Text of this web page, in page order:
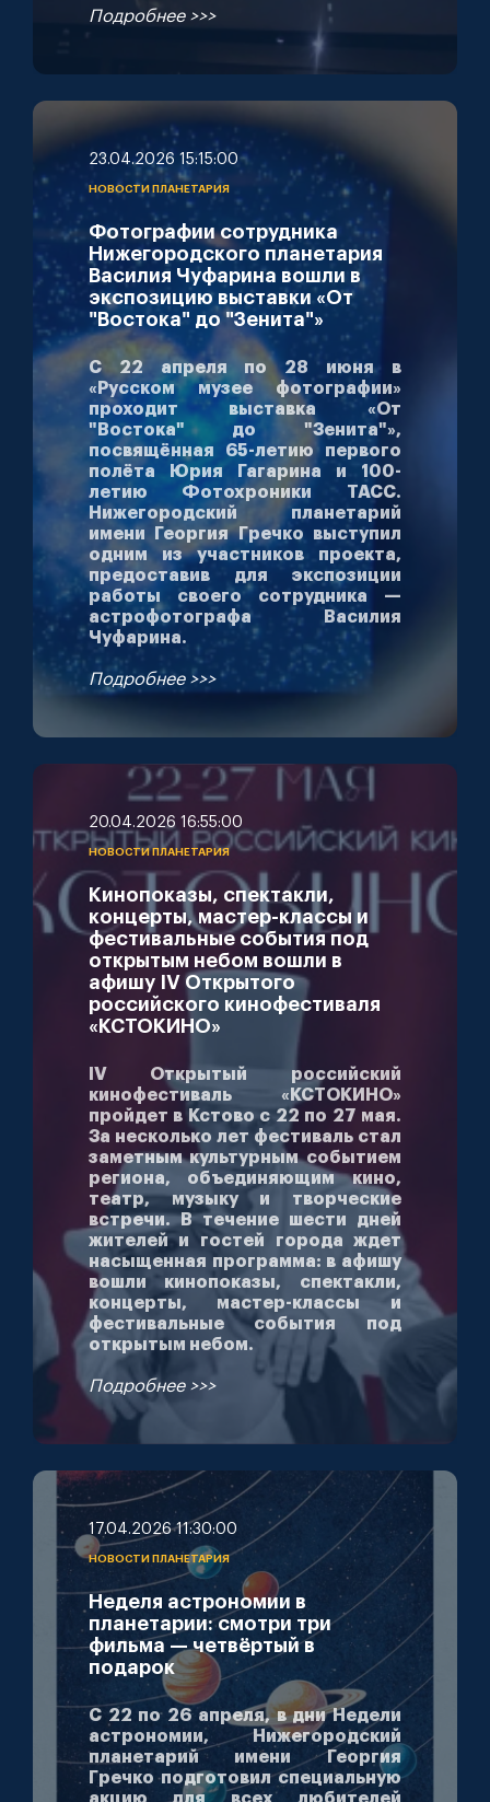
Подробнее >>>
23.04.2026 15:15:00
НОВОСТИ ПЛАНЕТАРИЯ
Фотографии сотрудника
Нижегородского планетария
Василия Чуфарина вошли в
экспозицию выставки «От
"Востока" до "Зенита"»
С 22 апреля по 28 июня в
«Русском музее фотографии»
проходит выставка «От
"Востока" до "Зенита"»,
посвящённая 65-летию первого
полёта Юрия Гагарина и 100-
летию Фотохроники ТАСС.
Нижегородский планетарий
имени Георгия Гречко выступил
одним из участников проекта,
предоставив для экспозиции
работы своего сотрудника —
астрофотографа Василия
Чуфарина.
Подробнее >>>
20.04.2026 16:55:00
НОВОСТИ ПЛАНЕТАРИЯ
Кинопоказы, спектакли,
концерты, мастер-классы и
фестивальные события под
открытым небом вошли в
афишу IV Открытого
российского кинофестиваля
«КСТОКИНО»
IV Открытый российский
кинофестиваль «КСТОКИНО»
пройдет в Кстово с 22 по 27 мая.
За несколько лет фестиваль стал
заметным культурным событием
региона, объединяющим кино,
театр, музыку и творческие
встречи. В течение шести дней
жителей и гостей города ждет
насыщенная программа: в афишу
вошли кинопоказы, спектакли,
концерты, мастер-классы и
фестивальные события под
открытым небом.
Подробнее >>>
17.04.2026 11:30:00
НОВОСТИ ПЛАНЕТАРИЯ
Неделя астрономии в
планетарии: смотри три
фильма — четвёртый в
подарок
С 22 по 26 апреля, в дни Недели
астрономии, Нижегородский
планетарий имени Георгия
Гречко подготовил специальную